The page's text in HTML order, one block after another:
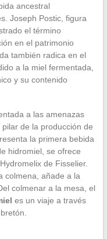
ancestral
Joseph Postic, figura
el término
en el patrimonio
también radica en el
a la miel fermentada,
y su contenido
a las amenazas
de la producción de
la primera bebida
hidromiel, se ofrece
de Fisselier.
colmena, añade a la
colmenar a la mesa, el
es un viaje a través